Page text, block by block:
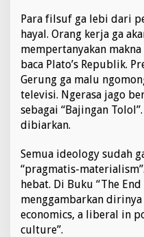
Para filsuf ga lebi dari
hayal. Orang kerja ga
mempertanyakan
baca Plato’s Republik.
Gerung ga malu
televisi. Ngerasa jago
sebagai “Bajingan
dibiarkan.
Semua ideology sudah
“pragmatis-
hebat. Di Buku “The
menggambarkan
economics, a liberal in
culture”.